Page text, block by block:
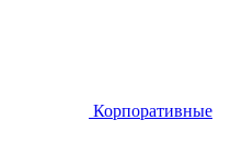
Корпоративные